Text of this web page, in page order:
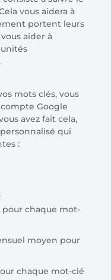
vous aidera à
portent leurs
aider à
mots clés, vous
Google
avez fait cela,
qui
:
chaque mot-
moyen pour
chaque mot-clé